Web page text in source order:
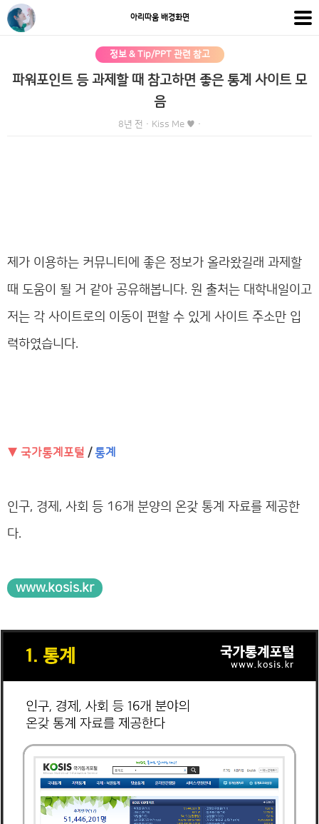
아리따움 배경화면
정보 & Tip/PPT 관련 참고
파워포인트 등 과제할 때 참고하면 좋은 통계 사이트 모
음
8년 전 · Kiss Me ♥ ·
제가 이용하는 커뮤니티에 좋은 정보가 올라왔길래 과제할
때 도움이 될 거 같아 공유해봅니다. 원 출처는 대학내일이고
저는 각 사이트로의 이동이 편할 수 있게 사이트 주소만 입
력하였습니다.
▼ 국가통계포털 / 통계
인구, 경제, 사회 등 16개 분양의 온갖 통계 자료를 제공한
다.
www.kosis.kr